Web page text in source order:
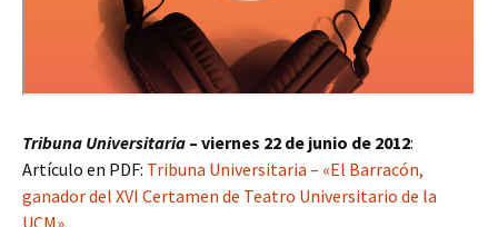
Tribuna Universitaria – viernes 22 de junio de 2012:
Artículo en PDF: Tribuna Universitaria – «El Barracón,
ganador del XVI Certamen de Teatro Universitario de la
UCM».